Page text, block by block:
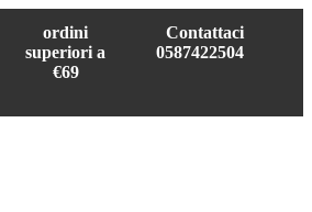
ordini
superiori a
€69
Contattaci
0587422504